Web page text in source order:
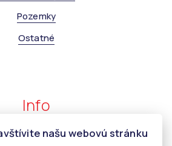
Pozemky
Ostatné
Info
našu webovú stránku